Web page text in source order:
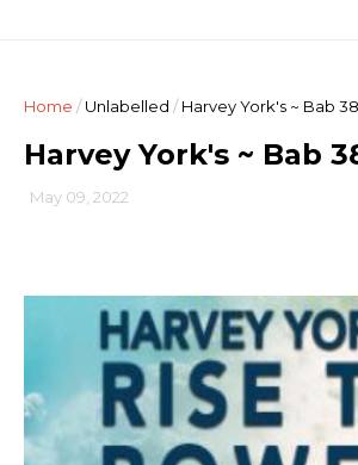
Home /Unlabelled / Harvey York's ~ Bab
Harvey York's ~ Bab
May 09, 2022